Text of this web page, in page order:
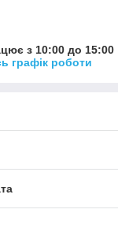
з 10:00 до 15:00
графік роботи